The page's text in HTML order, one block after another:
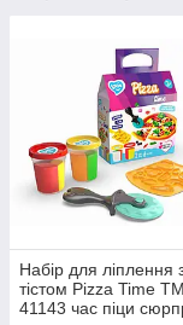
Набір для ліплення
тістом Pizza Time
41143 час піци